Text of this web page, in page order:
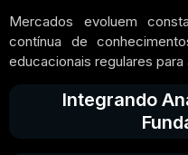
Mercados evoluem
contínua de
educacionais regulares
Integrando